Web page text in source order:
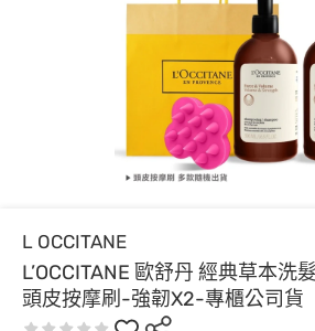
L OCCITANE
L’OCCITANE 歐舒丹 經典草本洗
頭皮按摩刷-強韌X2-專櫃公司貨